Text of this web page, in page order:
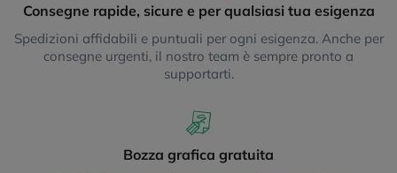
Consegne rapide, sicure e per qualsiasi tua esigenza
Spedizioni affidabili e puntuali per ogni esigenza. Anche per
consegne urgenti, il nostro team è sempre pronto a
supportarti.
Bozza grafica gratuita